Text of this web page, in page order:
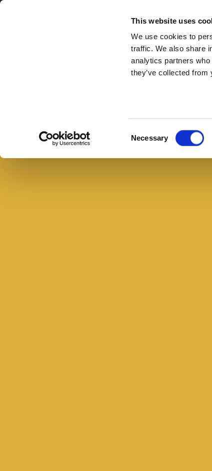
This website uses
We use cookies to
traffic. We also share
analytics partners
they’ve collected
Necessary
ricetta
originale